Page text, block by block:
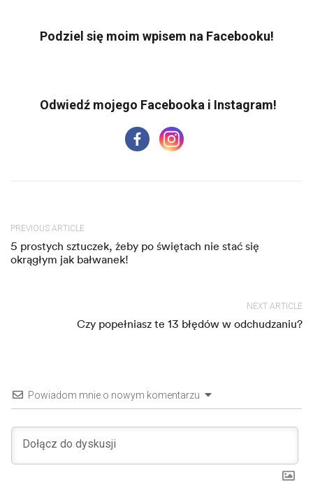
Podziel się moim wpisem na Facebooku!
PREVIOUS ARTICLE
5 prostych sztuczek, żeby po świętach nie stać się
okrągłym jak bałwanek!
NEXT ARTICLE
Czy popełniasz te 13 błędów w odchudzaniu?
Powiadom mnie o nowym komentarzu